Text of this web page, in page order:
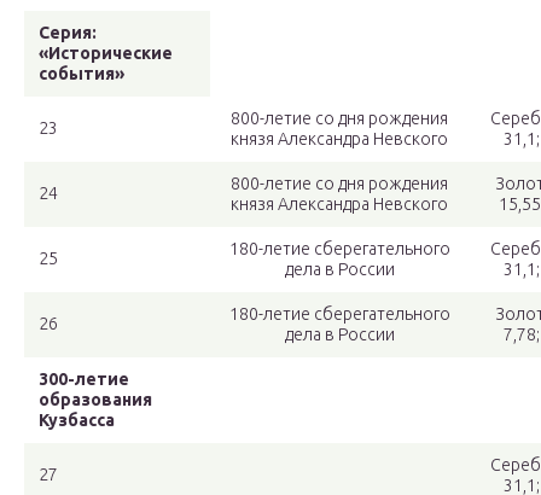
Серия:
«Исторические
события»
23
800-летие со дня рождения
князя Александра Невского
24
800-летие со дня рождения
князя Александра Невского
25
180-летие сберегательного
дела в России
26
180-летие сберегательного
дела в России
300-летие
образования
Кузбасса
27